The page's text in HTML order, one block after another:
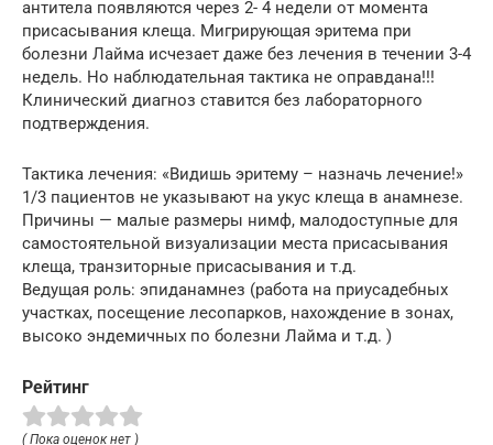
антитела появляются через 2- 4 недели от момента
присасывания клеща. Мигрирующая эритема при
болезни Лайма исчезает даже без лечения в течении 3-4
недель. Но наблюдательная тактика не оправдана!!!
Клинический диагноз ставится без лабораторного
подтверждения.
Тактика лечения: «Видишь эритему – назначь лечение!»
1/3 пациентов не указывают на укус клеща в анамнезе.
Причины — малые размеры нимф, малодоступные для
самостоятельной визуализации места присасывания
клеща, транзиторные присасывания и т.д.
Ведущая роль: эпиданамнез (работа на приусадебных
участках, посещение лесопарков, нахождение в зонах,
высоко эндемичных по болезни Лайма и т.д. )
Рейтинг
( Пока оценок нет )